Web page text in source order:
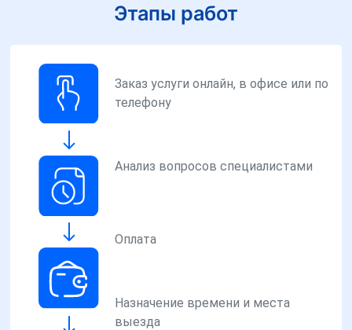
Этапы работ
Заказ услуги онлайн, в офисе или по
телефону
Анализ вопросов специалистами
Оплата
Назначение времени и места
выезда